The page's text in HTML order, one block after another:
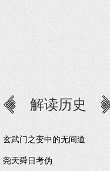
解读历史
玄武门之变中的无间道
尧天舜日考伪